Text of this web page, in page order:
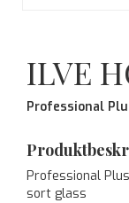
ILVE
Professional
Professional
sort glass